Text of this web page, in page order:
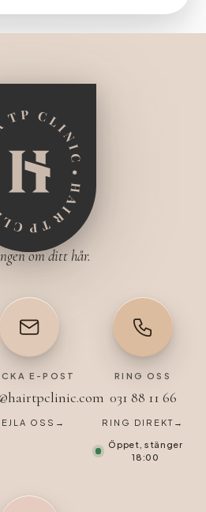
om ditt hår.
E-POST
OSS →
RING OSS
031 88 11 66
RING DIREKT →
Öppet, stänger
18:00